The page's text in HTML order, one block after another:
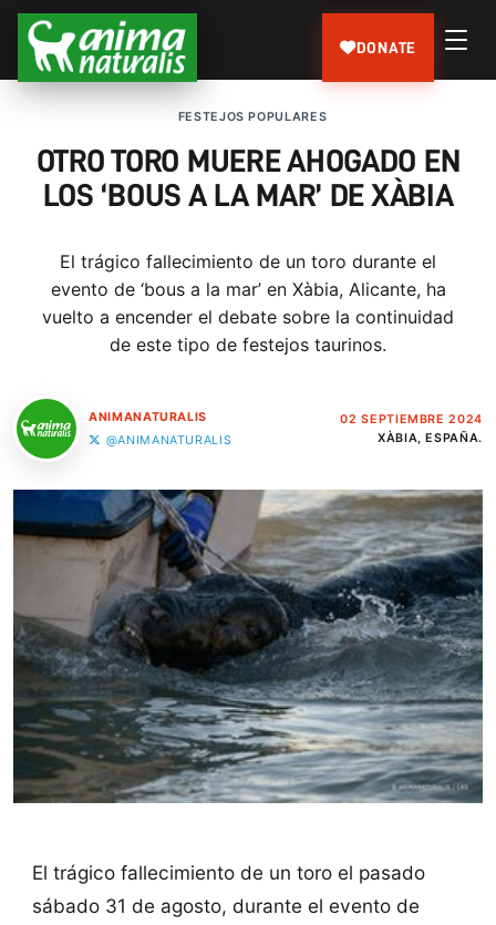
DONATE
FESTEJOS POPULARES
OTRO TORO MUERE AHOGADO EN
LOS ‘BOUS A LA MAR’ DE XÀBIA
El trágico fallecimiento de un toro durante el
evento de ‘bous a la mar’ en Xàbia, Alicante, ha
vuelto a encender el debate sobre la continuidad
de este tipo de festejos taurinos.
ANIMANATURALIS
@ANIMANATURALIS
02 SEPTIEMBRE 2024
XÀBIA, ESPAÑA.
El trágico fallecimiento de un toro el pasado
sábado 31 de agosto, durante el evento de